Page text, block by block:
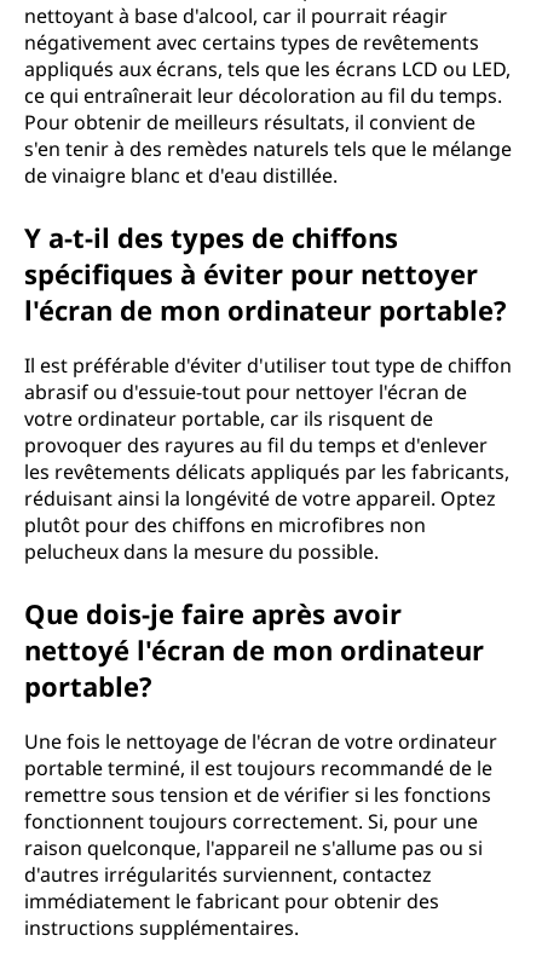
nettoyant à base d'alcool, car il pourrait réagir
négativement avec certains types de revêtements
appliqués aux écrans, tels que les écrans LCD ou LED,
ce qui entraînerait leur décoloration au fil du temps.
Pour obtenir de meilleurs résultats, il convient de
s'en tenir à des remèdes naturels tels que le mélange
de vinaigre blanc et d'eau distillée.
Y a-t-il des types de chiffons
spécifiques à éviter pour nettoyer
l'écran de mon ordinateur portable?
Il est préférable d'éviter d'utiliser tout type de chiffon
abrasif ou d'essuie-tout pour nettoyer l'écran de
votre ordinateur portable, car ils risquent de
provoquer des rayures au fil du temps et d'enlever
les revêtements délicats appliqués par les fabricants,
réduisant ainsi la longévité de votre appareil. Optez
plutôt pour des chiffons en microfibres non
pelucheux dans la mesure du possible.
Que dois-je faire après avoir
nettoyé l'écran de mon ordinateur
portable?
Une fois le nettoyage de l'écran de votre ordinateur
portable terminé, il est toujours recommandé de le
remettre sous tension et de vérifier si les fonctions
fonctionnent toujours correctement. Si, pour une
raison quelconque, l'appareil ne s'allume pas ou si
d'autres irrégularités surviennent, contactez
immédiatement le fabricant pour obtenir des
instructions supplémentaires.